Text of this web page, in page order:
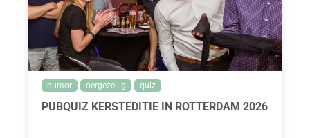
humor oergezellig quiz
PUBQUIZ KERSTEDITIE IN ROTTERDAM 2026